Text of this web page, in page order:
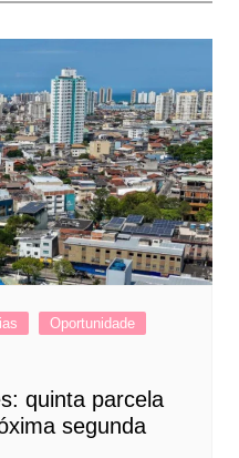
Oportunidade
quinta parcela
segunda